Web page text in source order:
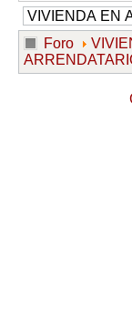
Foro